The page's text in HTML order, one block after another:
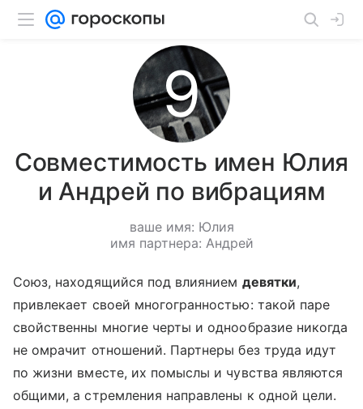
Совместимость имен Юлия
и Андрей по вибрациям
ваше имя: Юлия
имя партнера: Андрей
Союз, находящийся под влиянием девятки,
привлекает своей многогранностью: такой паре
свойственны многие черты и однообразие никогда
не омрачит отношений. Партнеры без труда идут
по жизни вместе, их помыслы и чувства являются
общими, а стремления направлены к одной цели.